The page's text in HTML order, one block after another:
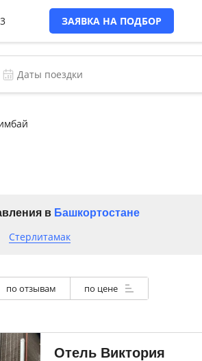
ЗАЯВКА НА ПОДБОР
в Башкортостане
Стерлитамак
по отзывам по цене
Отель Виктория